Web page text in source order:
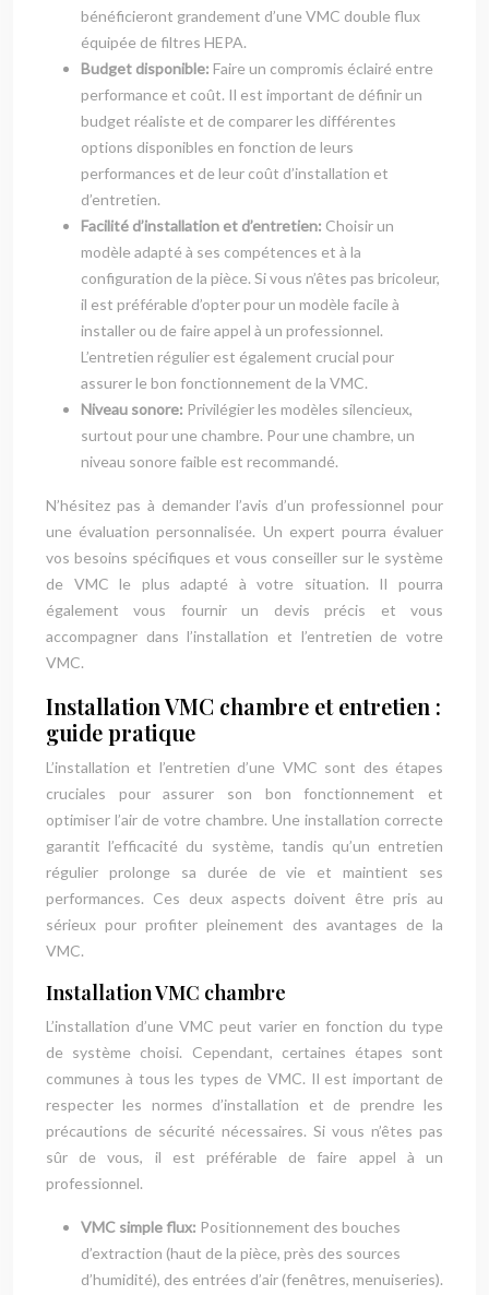
bénéficieront grandement d’une VMC double flux
équipée de filtres HEPA.
Budget disponible: Faire un compromis éclairé entre
performance et coût. Il est important de définir un
budget réaliste et de comparer les différentes
options disponibles en fonction de leurs
performances et de leur coût d’installation et
d’entretien.
Facilité d’installation et d’entretien: Choisir un
modèle adapté à ses compétences et à la
configuration de la pièce. Si vous n’êtes pas bricoleur,
il est préférable d’opter pour un modèle facile à
installer ou de faire appel à un professionnel.
L’entretien régulier est également crucial pour
assurer le bon fonctionnement de la VMC.
Niveau sonore: Privilégier les modèles silencieux,
surtout pour une chambre. Pour une chambre, un
niveau sonore faible est recommandé.
N’hésitez pas à demander l’avis d’un professionnel pour
une évaluation personnalisée. Un expert pourra évaluer
vos besoins spécifiques et vous conseiller sur le système
de VMC le plus adapté à votre situation. Il pourra
également vous fournir un devis précis et vous
accompagner dans l’installation et l’entretien de votre
VMC.
Installation VMC chambre et entretien :
guide pratique
L’installation et l’entretien d’une VMC sont des étapes
cruciales pour assurer son bon fonctionnement et
optimiser l’air de votre chambre. Une installation correcte
garantit l’efficacité du système, tandis qu’un entretien
régulier prolonge sa durée de vie et maintient ses
performances. Ces deux aspects doivent être pris au
sérieux pour profiter pleinement des avantages de la
VMC.
Installation VMC chambre
L’installation d’une VMC peut varier en fonction du type
de système choisi. Cependant, certaines étapes sont
communes à tous les types de VMC. Il est important de
respecter les normes d’installation et de prendre les
précautions de sécurité nécessaires. Si vous n’êtes pas
sûr de vous, il est préférable de faire appel à un
professionnel.
VMC simple flux: Positionnement des bouches
d’extraction (haut de la pièce, près des sources
d’humidité), des entrées d’air (fenêtres, menuiseries).